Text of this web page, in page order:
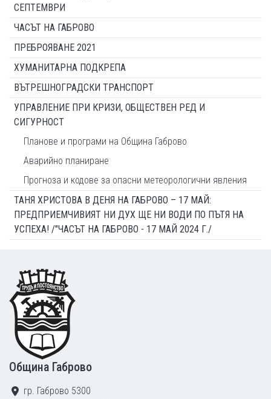
СЕПТЕМВРИ
ЧАСЪТ НА ГАБРОВО
ПРЕБРОЯВАНЕ 2021
ХУМАНИТАРНА ПОДКРЕПА
ВЪТРЕШНОГРАДСКИ ТРАНСПОРТ
УПРАВЛЕНИЕ ПРИ КРИЗИ, ОБЩЕСТВЕН РЕД И
СИГУРНОСТ
Планове и програми на Община Габрово
Аварийно планиране
Прогноза и кодове за опасни метеорологични явления
ТАНЯ ХРИСТОВА В ДЕНЯ НА ГАБРОВО – 17 МАЙ:
ПРЕДПРИЕМЧИВИЯТ НИ ДУХ ЩЕ НИ ВОДИ ПО ПЪТЯ НА
УСПЕХА! /"ЧАСЪТ НА ГАБРОВО - 17 МАЙ 2024 Г./
Footer
Община Габрово
гр. Габрово 5300